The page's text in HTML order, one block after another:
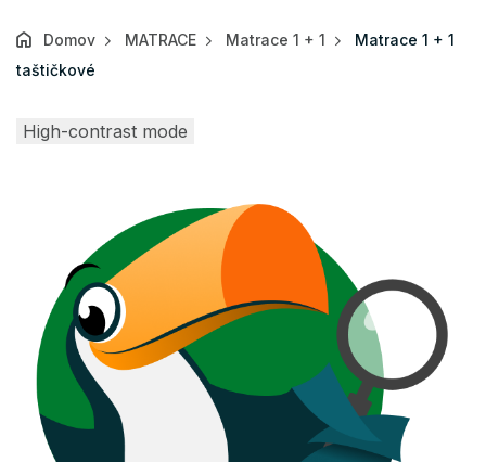
Domov MATRACE Matrace 1 + 1
Matrace 1 + 1
taštičkové
High-contrast mode